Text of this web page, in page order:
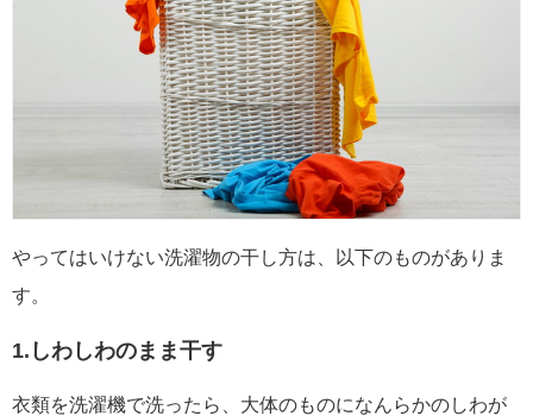
やってはいけない洗濯物の干し方は、以下のものがありま
す。
1.しわしわのまま干す
衣類を洗濯機で洗ったら、大体のものになんらかのしわが